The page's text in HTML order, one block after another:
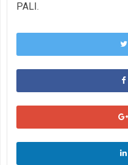
PALI.